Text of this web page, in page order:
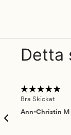
Detta
Bra Skickat
Ann-Christin M